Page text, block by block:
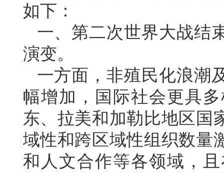
如下：
一、第二次世界大战结
演变。
一方面，非殖民化浪潮
幅增加，国际社会更具
东、拉美和加勒比地区国
域性和跨区域性组织数量
和人文合作等各领域，